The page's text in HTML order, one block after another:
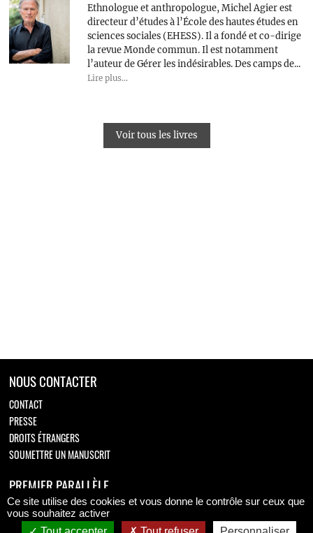
Ethnologue et anthropologue, Michel Agier est
directeur d’études à l’École des hautes études en
sciences sociales (EHESS). Il a fondé et co-dirige
la revue Monde commun. Il est notamment
l’auteur de Gérer les indésirables. Des camps de...
Lire plus...
Voir tous les livres
NOUS CONTACTER
CONTACT
PRESSE
DROITS ÉTRANGERS
SOUMETTRE UN MANUSCRIT
PREMIER PARALLÈLE
Retrouvez-nous sur
Ce site utilise des cookies et vous donne le contrôle sur ceux que
vous souhaitez activer